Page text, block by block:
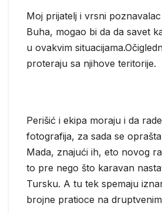
Moj prijatelj i vrsni
Buha, mogao bi da da savet
u ovakvim
proteraju sa njihove teritorije.
Perišić i ekipa moraju i da
fotografija, za sada se
Mada, znajući ih, eto novog
to pre nego što karavan
Tursku. A tu tek spemaju
brojne pratioce na